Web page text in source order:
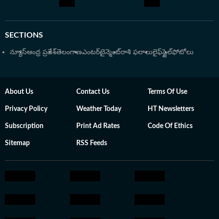
పాఠకులకు అర్థమయ్యే రీతిలో అందించడం హరి ప్రసాద్ శైలి.
SECTIONS
న్యూస్ఆంధ్ర ప్రదేశ్తెలంగాణఎంటర్‌టైన్మెంట్రాశి ఫలాలులైఫ్‌స్టైల్ఫోటోలు
About Us Contact Us Terms Of Use
Privacy Policy Weather Today HT Newsletters
Subscription Print Ad Rates Code Of Ethics
Sitemap RSS Feeds